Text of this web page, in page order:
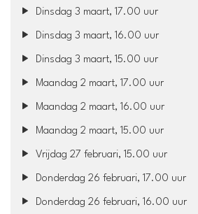
Dinsdag 3 maart, 17.00 uur
Dinsdag 3 maart, 16.00 uur
Dinsdag 3 maart, 15.00 uur
Maandag 2 maart, 17.00 uur
Maandag 2 maart, 16.00 uur
Maandag 2 maart, 15.00 uur
Vrijdag 27 februari, 15.00 uur
Donderdag 26 februari, 17.00 uur
Donderdag 26 februari, 16.00 uur